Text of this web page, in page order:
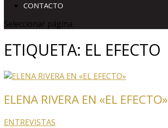
CONTACTO
Seleccionar página
ETIQUETA: EL EFECTO
ELENA RIVERA EN «EL EFECTO»
ENTREVISTAS